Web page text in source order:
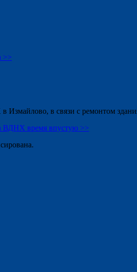
>>
Измайлово, в связи с ремонтом
ВДНХ время впустую >>